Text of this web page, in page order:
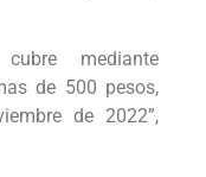
mediante
de 500 pesos,
de 2022”,